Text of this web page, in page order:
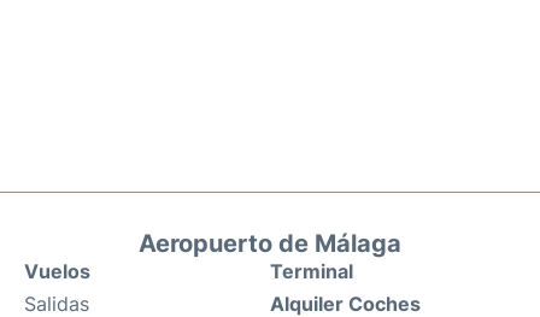
Aeropuerto de Málaga
Vuelos
Salidas
Terminal
Alquiler Coches